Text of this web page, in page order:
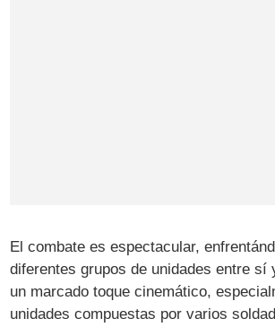
El combate es espectacular,
diferentes grupos de unidades entre sí
un marcado toque cinemático,
unidades compuestas por varios